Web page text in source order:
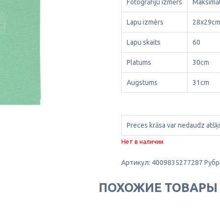
Fotogrāfiju izmērs
Lapu izmērs 28x29cm
Lapu skaits 60
Platums 30cm
Augstums 31cm
Preces krāsa var nedaudz
Нет в наличии
Артикул: 4009835277287
ПОХОЖИЕ ТОВАРЫ